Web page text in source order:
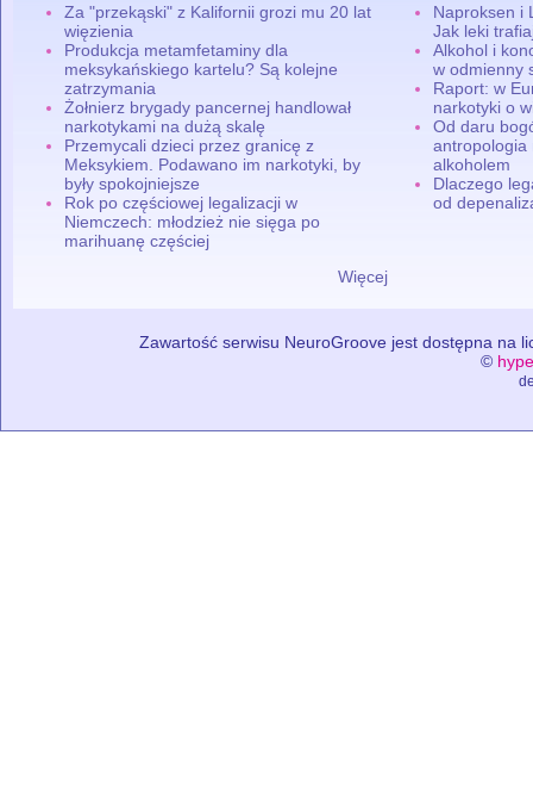
Za "przekąski" z Kalifornii grozi mu 20 lat
więzienia
Produkcja metamfetaminy dla
meksykańskiego kartelu? Są kolejne
zatrzymania
Żołnierz brygady pancernej handlował
narkotykami na dużą skalę
Przemycali dzieci przez granicę z
Meksykiem. Podawano im narkotyki, by
były spokojniejsze
Rok po częściowej legalizacji w
Niemczech: młodzież nie sięga po
marihuanę częściej
Więcej
Naproksen i
Jak leki
Alkohol i
w odmienny
Raport: w
narkotyki o
Od daru
antropologia
alkoholem
Dlaczego
od
Zawartość serwisu NeuroGroove jest dostępna na
©